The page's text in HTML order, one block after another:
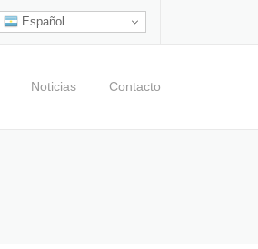
Español
Noticias Contacto